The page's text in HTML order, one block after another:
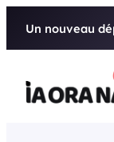
Un nouveau